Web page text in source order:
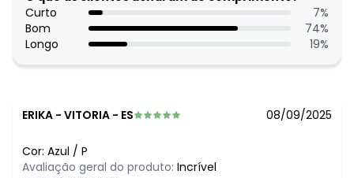
Curto
7%
Bom
74%
Longo
19%
ERIKA - VITORIA - ES 08/09/2025
Cor: Azul / P
Avaliação geral do produto: Incrível